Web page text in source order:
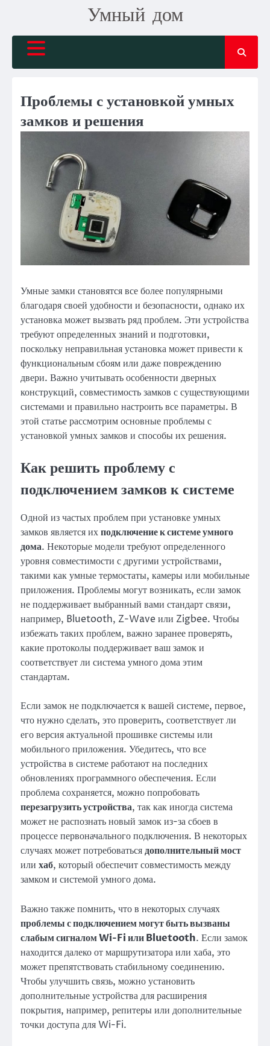
content
Умный дом
Проблемы с установкой умных
замков и решения
Умные замки становятся все более популярными
благодаря своей удобности и безопасности, однако их
установка может вызвать ряд проблем. Эти устройства
требуют определенных знаний и подготовки,
поскольку неправильная установка может привести к
функциональным сбоям или даже повреждению
двери. Важно учитывать особенности дверных
конструкций, совместимость замков с существующими
системами и правильно настроить все параметры. В
этой статье рассмотрим основные проблемы с
установкой умных замков и способы их решения.
Как решить проблему с
подключением замков к системе
Одной из частых проблем при установке умных
замков является ихподключение к системе умного
дома. Некоторые модели требуют определенного
уровня совместимости с другими устройствами,
такими как умные термостаты, камеры или мобильные
приложения. Проблемы могут возникать, если замок
не поддерживает выбранный вами стандарт связи,
например, Bluetooth, Z-Wave или Zigbee. Чтобы
избежать таких проблем, важно заранее проверять,
какие протоколы поддерживает ваш замок и
соответствует ли система умного дома этим
стандартам.
Если замок не подключается к вашей системе, первое,
что нужно сделать, это проверить, соответствует ли
его версия актуальной прошивке системы или
мобильного приложения. Убедитесь, что все
устройства в системе работают на последних
обновлениях программного обеспечения. Если
проблема сохраняется, можно попробовать
перезагрузить устройства, так как иногда система
может не распознать новый замок из-за сбоев в
процессе первоначального подключения. В некоторых
случаях может потребоватьсядополнительный мост
или хаб, который обеспечит совместимость между
замком и системой умного дома.
Важно также помнить, что в некоторых случаях
проблемы с подключением могут быть вызваны
слабым сигналом Wi-Fi или Bluetooth. Если замок
находится далеко от маршрутизатора или хаба, это
может препятствовать стабильному соединению.
Чтобы улучшить связь, можно установить
дополнительные устройства для расширения
покрытия, например, репитеры или дополнительные
точки доступа для Wi-Fi.